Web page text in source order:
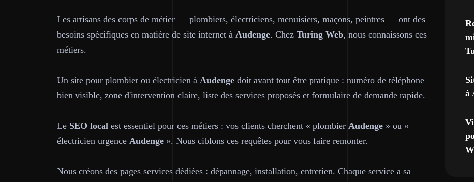
Les artisans des corps de métier — plombiers, électriciens, menuisiers, maçons, peintres — ont des
besoins spécifiques en matière de site internet à Audenge. Chez Turing Web, nous connaissons ces
métiers.
Un site pour plombier ou électricien à Audenge doit avant tout être pratique : numéro de téléphone
bien visible, zone d'intervention claire, liste des services proposés et formulaire de demande rapide.
Le SEO local est essentiel pour ces métiers : vos clients cherchent « plombier Audenge » ou «
électricien urgence Audenge ». Nous ciblons ces requêtes pour vous faire remonter.
Nous créons des pages services dédiées : dépannage, installation, entretien. Chaque service a sa
à